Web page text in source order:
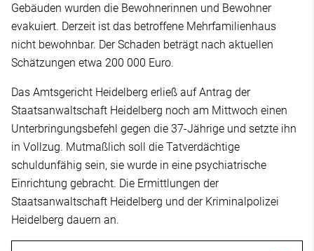
Gebäuden wurden die Bewohnerinnen und Bewohner
evakuiert. Derzeit ist das betroffene Mehrfamilienhaus
nicht bewohnbar. Der Schaden beträgt nach aktuellen
Schätzungen etwa 200 000 Euro.
Das Amtsgericht Heidelberg erließ auf Antrag der
Staatsanwaltschaft Heidelberg noch am Mittwoch einen
Unterbringungsbefehl gegen die 37-Jährige und setzte ihn
in Vollzug. Mutmaßlich soll die Tatverdächtige
schuldunfähig sein, sie wurde in eine psychiatrische
Einrichtung gebracht. Die Ermittlungen der
Staatsanwaltschaft Heidelberg und der Kriminalpolizei
Heidelberg dauern an.